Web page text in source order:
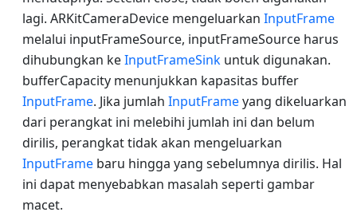
lagi. ARKitCameraDevice mengeluarkan InputFrame
melalui inputFrameSource, inputFrameSource harus
dihubungkan keInputFrameSink untuk digunakan.
bufferCapacity menunjukkan kapasitas buffer
InputFrame. Jika jumlah InputFrameyang dikeluarkan
dari perangkat ini melebihi jumlah ini dan belum
dirilis, perangkat tidak akan mengeluarkan
InputFrame baru hingga yang sebelumnya dirilis. Hal
ini dapat menyebabkan masalah seperti gambar
macet.